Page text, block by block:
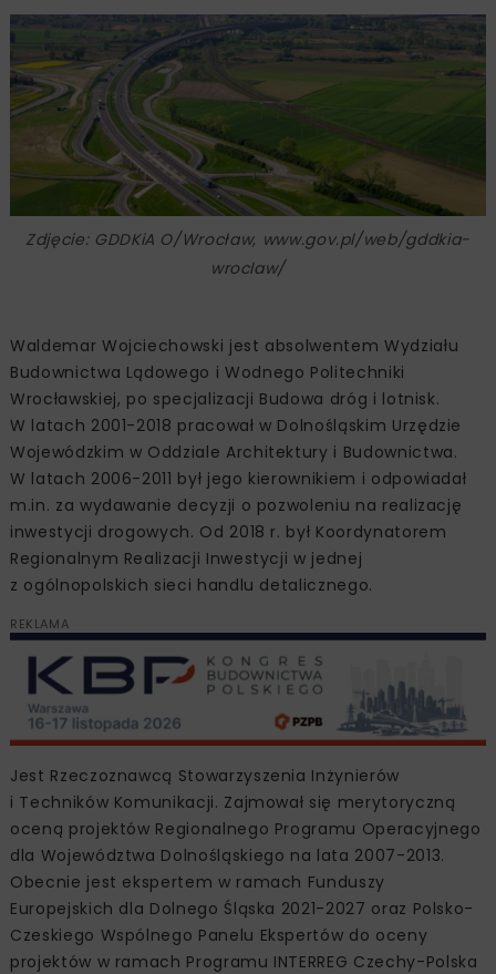
Zdjęcie: GDDKiA O/Wrocław, www.gov.pl/web/gddkia-
wroclaw/
Waldemar Wojciechowski jest absolwentem Wydziału
Budownictwa Lądowego i Wodnego Politechniki
Wrocławskiej, po specjalizacji Budowa dróg i lotnisk.
W latach 2001-2018 pracował w Dolnośląskim Urzędzie
Wojewódzkim w Oddziale Architektury i Budownictwa.
W latach 2006-2011 był jego kierownikiem i odpowiadał
m.in. za wydawanie decyzji o pozwoleniu na realizację
inwestycji drogowych. Od 2018 r. był Koordynatorem
Regionalnym Realizacji Inwestycji w jednej
z ogólnopolskich sieci handlu detalicznego.
REKLAMA
Jest Rzeczoznawcą Stowarzyszenia Inżynierów
i Techników Komunikacji. Zajmował się merytoryczną
oceną projektów Regionalnego Programu Operacyjnego
dla Województwa Dolnośląskiego na lata 2007-2013.
Obecnie jest ekspertem w ramach Funduszy
Europejskich dla Dolnego Śląska 2021-2027 oraz Polsko-
Czeskiego Wspólnego Panelu Ekspertów do oceny
projektów w ramach Programu INTERREG Czechy-Polska